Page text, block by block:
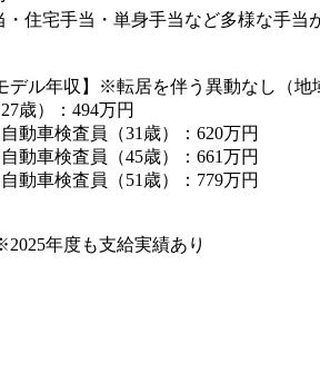
住宅手当・単身手当など多様な手当
デル年収】※転居を伴う異動なし（地
歳）：494万円
動車検査員（31歳）：620万円
動車検査員（45歳）：661万円
動車検査員（51歳）：779万円
年度も支給実績あり